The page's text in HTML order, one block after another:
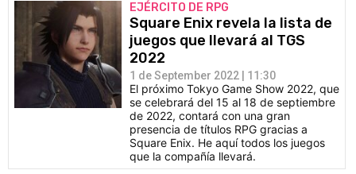
EJÉRCITO DE RPG
Square Enix revela la lista de
juegos que llevará al TGS
2022
1 de September 2022 | 11:30
El próximo Tokyo Game Show 2022, que
se celebrará del 15 al 18 de septiembre
de 2022, contará con una gran
presencia de títulos RPG gracias a
Square Enix. He aquí todos los juegos
que la compañía llevará.